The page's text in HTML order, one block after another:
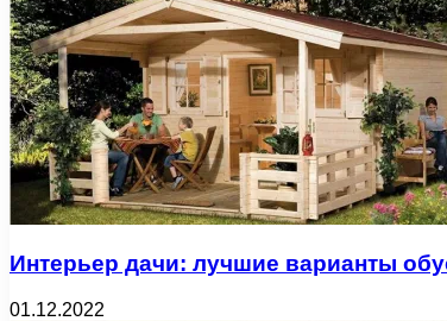
Интерьер дачи: лучшие варианты
01.12.2022